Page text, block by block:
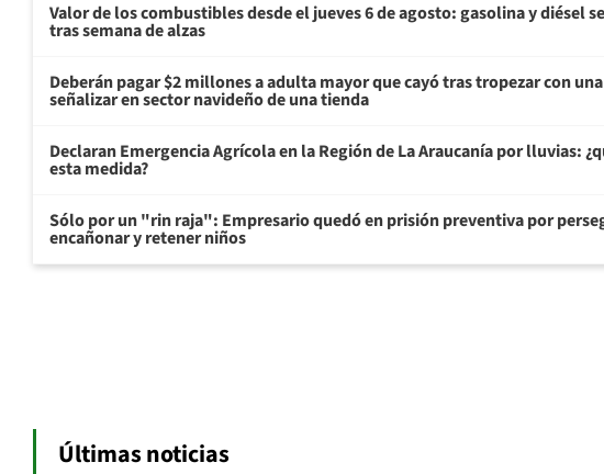
Valor de los combustibles desde el jueves 6 de agosto: gasolina y diésel
tras semana de alzas
Deberán pagar $2 millones a adulta mayor que cayó tras tropezar con
señalizar en sector navideño de una tienda
Declaran Emergencia Agrícola en la Región de La Araucanía por lluvias:
esta medida?
Sólo por un "rin raja": Empresario quedó en prisión preventiva por
encañonar y retener niños
Últimas noticias